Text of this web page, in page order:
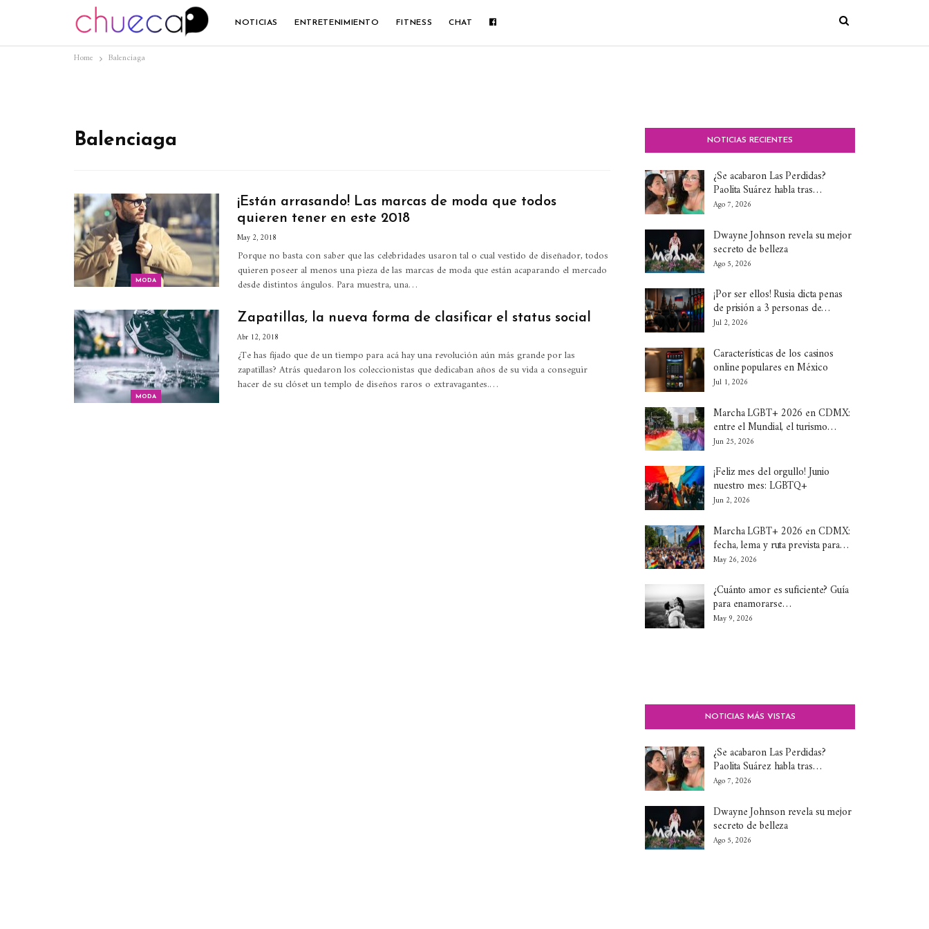
NOTICIAS ENTRETENIMIENTO FITNESS CHAT
Home Balenciaga
Balenciaga
MODA
¡Están arrasando! Las marcas de moda que todos
quieren tener en este 2018
May 2, 2018
Porque no basta con saber que las celebridades usaron tal o cual vestido de diseñador, todos
quieren poseer al menos una pieza de las marcas de moda que están acaparando el mercado
desde distintos ángulos. Para muestra, una…
MODA
Zapatillas, la nueva forma de clasificar el status social
Abr 12, 2018
¿Te has fijado que de un tiempo para acá hay una revolución aún más grande por las
zapatillas? Atrás quedaron los coleccionistas que dedicaban años de su vida a conseguir
hacer de su clóset un templo de diseños raros o extravagantes.…
NOTICIAS RECIENTES
¿Se acabaron Las Perdidas?
Paolita Suárez habla tras…
Ago 7, 2026
Dwayne Johnson revela su mejor
secreto de belleza
Ago 5, 2026
¡Por ser ellos! Rusia dicta penas
de prisión a 3 personas de…
Jul 2, 2026
Características de los casinos
online populares en México
Jul 1, 2026
Marcha LGBT+ 2026 en CDMX:
entre el Mundial, el turismo…
Jun 25, 2026
¡Feliz mes del orgullo! Junio
nuestro mes: LGBTQ+
Jun 2, 2026
Marcha LGBT+ 2026 en CDMX:
fecha, lema y ruta prevista para…
May 26, 2026
¿Cuánto amor es suficiente? Guía
para enamorarse…
May 9, 2026
NOTICIAS MÁS VISTAS
¿Se acabaron Las Perdidas?
Paolita Suárez habla tras…
Ago 7, 2026
Dwayne Johnson revela su mejor
secreto de belleza
Ago 5, 2026